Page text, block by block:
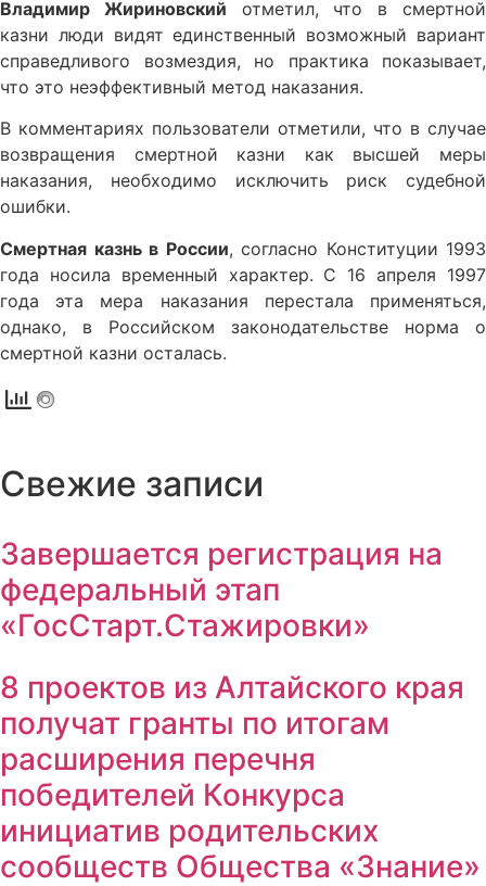
Владимир Жириновский отметил, что в смертной
казни люди видят единственный возможный вариант
справедливого возмездия, но практика показывает,
что это неэффективный метод наказания.
В комментариях пользователи отметили, что в случае
возвращения смертной казни как высшей меры
наказания, необходимо исключить риск судебной
ошибки.
Смертная казнь в России, согласно Конституции 1993
года носила временный характер. С 16 апреля 1997
года эта мера наказания перестала применяться,
однако, в Российском законодательстве норма о
смертной казни осталась.
Свежие записи
Завершается регистрация на
федеральный этап
«ГосСтарт.Стажировки»
8 проектов из Алтайского края
получат гранты по итогам
расширения перечня
победителей Конкурса
инициатив родительских
сообществ Общества «Знание»